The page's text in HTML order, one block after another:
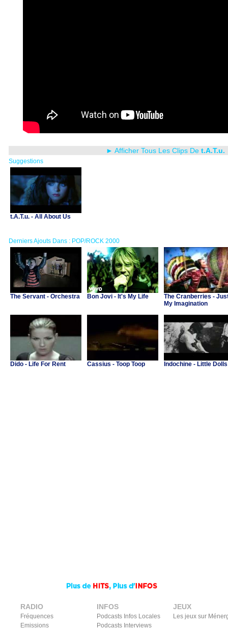
► Afficher Tous Les Clips De t.A.T.u.
Suggestions
t.A.T.u. - All About Us
Derniers Ajouts Dans : POP/ROCK 2000
The Servant - Orchestra Bon Jovi - It's My Life
The Cranberries -
My Imagination
Dido - Life For Rent Cassius - Toop Toop Indochine - Little Dolls
RADIO
Fréquences
Emissions
INFOS
Podcasts Infos Locales
Podcasts Interviews
JEUX
Les jeux sur